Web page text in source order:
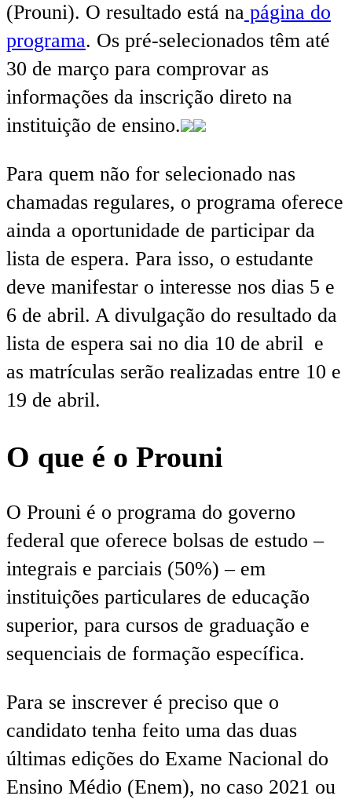
(Prouni). O resultado está na página do
programa. Os pré-selecionados têm até
30 de março para comprovar as
informações da inscrição direto na
instituição de ensino.
Para quem não for selecionado nas
chamadas regulares, o programa oferece
ainda a oportunidade de participar da
lista de espera. Para isso, o estudante
deve manifestar o interesse nos dias 5 e
6 de abril. A divulgação do resultado da
lista de espera sai no dia 10 de abril e
as matrículas serão realizadas entre 10 e
19 de abril.
O que é o Prouni
O Prouni é o programa do governo
federal que oferece bolsas de estudo –
integrais e parciais (50%) – em
instituições particulares de educação
superior, para cursos de graduação e
sequenciais de formação específica.
Para se inscrever é preciso que o
candidato tenha feito uma das duas
últimas edições do Exame Nacional do
Ensino Médio (Enem), no caso 2021 ou